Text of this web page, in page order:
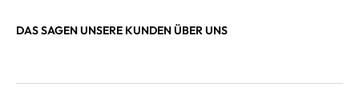
DAS SAGEN UNSERE KUNDEN ÜBER UNS